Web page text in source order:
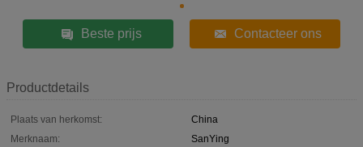
Beste prijs Contacteer ons
Productdetails
Plaats van herkomst:
China
Merknaam:
SanYing